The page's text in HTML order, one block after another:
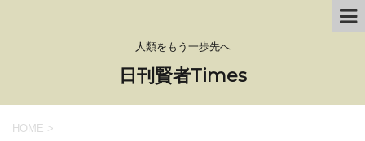
人類をもう一歩先へ
日刊賢者Times
HOME >